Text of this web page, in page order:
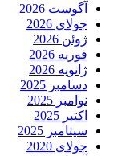
آگوست 2026
جولای 2026
ژوئن 2026
فوریه 2026
ژانویه 2026
دسامبر 2025
نوامبر 2025
اکتبر 2025
سپتامبر 2025
جولای 2020